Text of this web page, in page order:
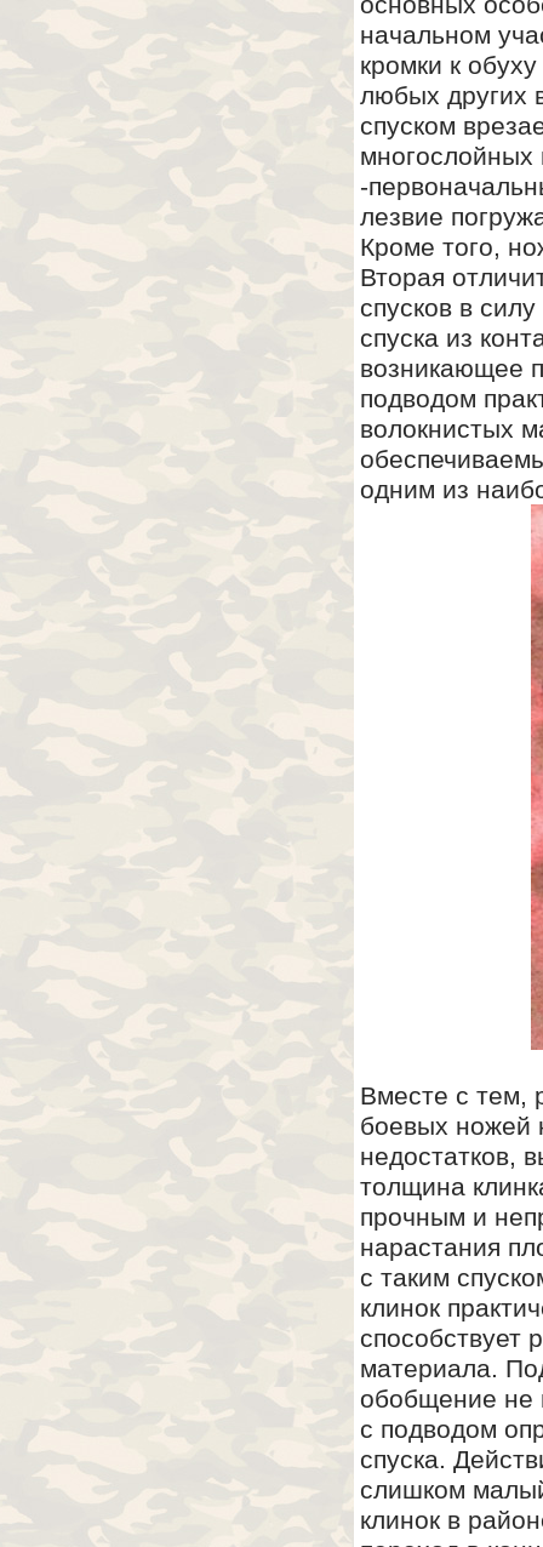
начальном
кромки к
любых других
спуском
многослойных
-
лезвие
Кроме того,
Вторая
спусков в
спуска из
возникающее
подводом
волокнистых
одним из
Вместе с тем,
боевых ножей
недостатков,
толщина
прочным и
нарастания
с таким
клинок
способствует
материала.
обобщение не
с подводом
спуска.
слишком
клинок в